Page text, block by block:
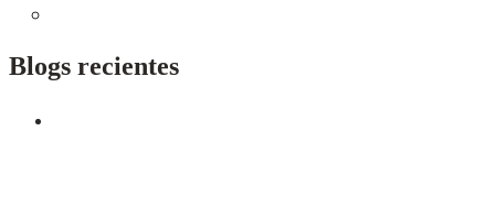
Blogs recientes